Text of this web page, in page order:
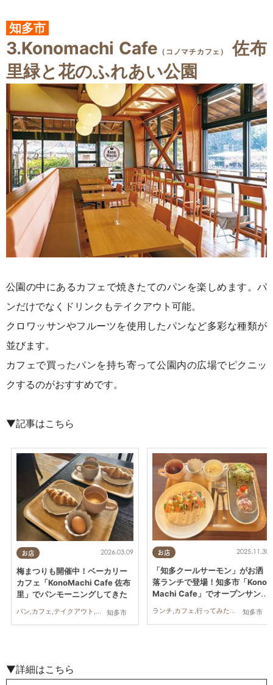
知多市
3.Konomachi Cafe （コノマチカフェ）
佐布
里緑と花のふれあい公園
公園の中にあるカフェで焼きたてのパンを楽しめます。パ
ンだけでなくドリンクもテイクアウト可能。
クロワッサンやフルーツを使用したパンなど多彩な種類が
並びます。
カフェで買ったパンを持ち寄って公園内の広場でピクニッ
クするのがおすすめです。
▼記事はこちら
お店
知多市
2026.03.09
梅まつりも開催中！ベーカリー
カフェ「KonoMachi Cafe 佐布
里」でパンモーニングしてきた
お店
知多市
2025.11.30
「知多クールサーモン」がお洒
落ランチで登場！知多市「Kono
Machi Cafe」でオープンサンド
ランチ,カフェ,行ってみたレポ,カップル,おひとりさま,友人
▼詳細はこちら